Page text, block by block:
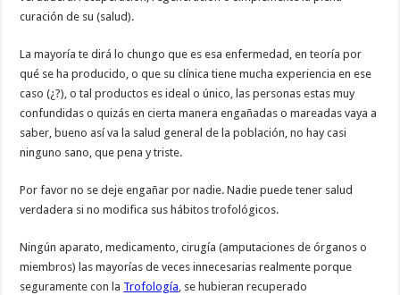
curación de su (salud).
La mayoría te dirá lo chungo que es esa enfermedad, en teoría por
qué se ha producido, o que su clínica tiene mucha experiencia en ese
caso (¿?), o tal productos es ideal o único, las personas estas muy
confundidas o quizás en cierta manera engañadas o mareadas vaya a
saber, bueno así va la salud general de la población, no hay casi
ninguno sano, que pena y triste.
Por favor no se deje engañar por nadie. Nadie puede tener salud
verdadera si no modifica sus hábitos trofológicos.
Ningún aparato, medicamento, cirugía (amputaciones de órganos o
miembros) las mayorías de veces innecesarias realmente porque
seguramente con la Trofología, se hubieran recuperado